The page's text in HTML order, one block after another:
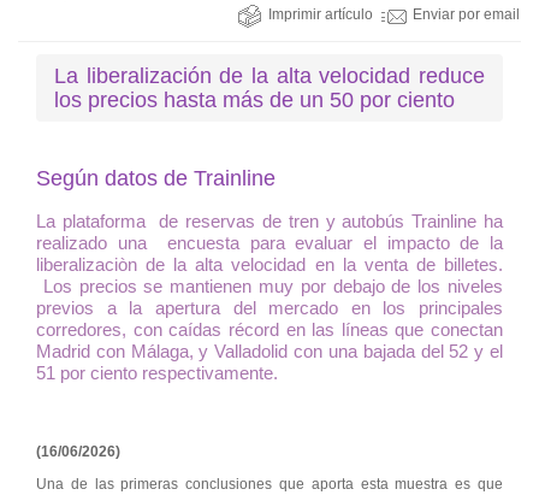
Imprimir artículo Enviar por email
La liberalización de la alta velocidad reduce
los precios hasta más de un 50 por ciento
Según datos de Trainline
La plataforma de reservas de tren y autobús Trainline ha
realizado una encuesta para evaluar el impacto de la
liberalizaciòn de la alta velocidad en la venta de billetes.
Los precios se mantienen muy por debajo de los niveles
previos a la apertura del mercado en los principales
corredores, con caídas récord en las líneas que conectan
Madrid con Málaga, y Valladolid con una bajada del 52 y el
51 por ciento respectivamente.
(16/06/2026)
Una de las primeras conclusiones que aporta esta muestra es que